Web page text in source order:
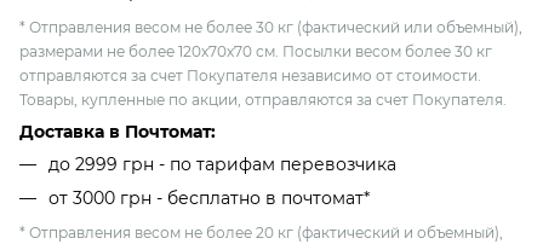
* Отправления весом не более 30 кг (фактический или объемный),
размерами не более 120х70х70 см. Посылки весом более 30 кг
отправляются за счет Покупателя независимо от стоимости.
Товары, купленные по акции, отправляются за счет Покупателя.
Доставка в Почтомат:
до 2999 грн - по тарифам перевозчика
от 3000 грн - бесплатно в почтомат*
* Отправления весом не более 20 кг (фактический и объемный),